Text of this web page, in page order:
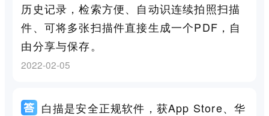
历史记录，检索方便、自动识连续拍照扫描
件、可将多张扫描件直接生成一个PDF，自
由分享与保存。
2022-02-05
白描是安全正规软件，获App Store、华